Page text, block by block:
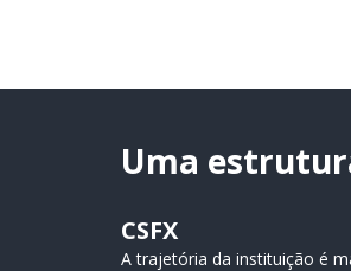
Uma
CSFX
A trajetória da instituição é